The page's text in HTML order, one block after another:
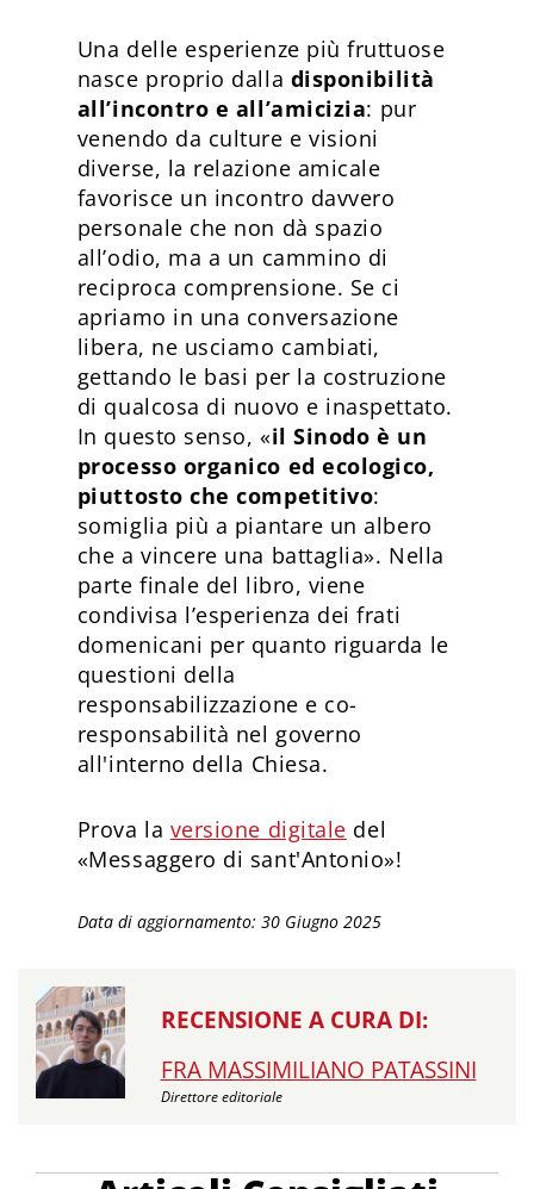
Una delle esperienze più fruttuose
nasce proprio dalla disponibilità
all’incontro e all’amicizia: pur
venendo da culture e visioni
diverse, la relazione amicale
favorisce un incontro davvero
personale che non dà spazio
all’odio, ma a un cammino di
reciproca comprensione. Se ci
apriamo in una conversazione
libera, ne usciamo cambiati,
gettando le basi per la costruzione
di qualcosa di nuovo e inaspettato.
In questo senso, «il Sinodo è un
processo organico ed ecologico,
piuttosto che competitivo:
somiglia più a piantare un albero
che a vincere una battaglia». Nella
parte finale del libro, viene
condivisa l’esperienza dei frati
domenicani per quanto riguarda le
questioni della
responsabilizzazione e co-
responsabilità nel governo
all'interno della Chiesa.
Prova la versione digitale del
«Messaggero di sant'Antonio»!
Data di aggiornamento: 30 Giugno 2025
RECENSIONE A CURA DI:
FRA MASSIMILIANO PATASSINI
Direttore editoriale